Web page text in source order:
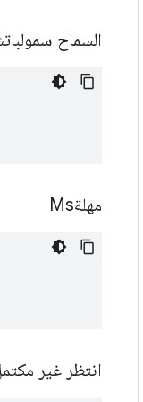
السماح
مهلةMs
انتظر غير